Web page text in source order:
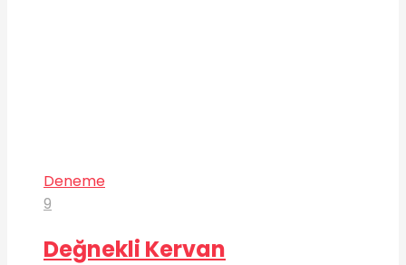
Deneme
9
Değnekli Kervan